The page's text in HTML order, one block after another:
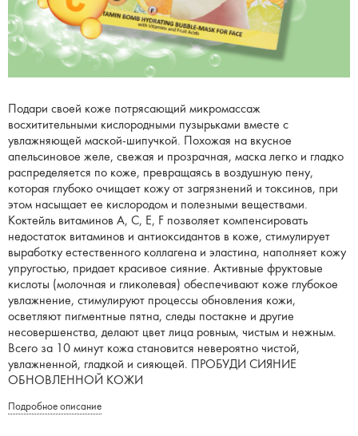
Подари своей коже потрясающий микромассаж
восхитительными кислородными пузырьками вместе с
увлажняющей маской-шипучкой. Похожая на вкусное
апельсиновое желе, свежая и прозрачная, маска легко и гладко
распределяется по коже, превращаясь в воздушную пену,
которая глубоко очищает кожу от загрязнений и токсинов, при
этом насыщает ее кислородом и полезными веществами.
Коктейль витаминов А, С, Е, F позволяет компенсировать
недостаток витаминов и антиоксидантов в коже, стимулирует
выработку естественного коллагена и эластина, наполняет кожу
упругостью, придает красивое сияние. Активные фруктовые
кислоты (молочная и гликолевая) обеспечивают коже глубокое
увлажнение, стимулируют процессы обновления кожи,
осветляют пигментные пятна, следы постакне и другие
несовершенства, делают цвет лица ровным, чистым и нежным.
Всего за 10 минут кожа становится невероятно чистой,
увлажненной, гладкой и сияющей. ПРОБУДИ СИЯНИЕ
ОБНОВЛЕННОЙ КОЖИ
Подробное описание